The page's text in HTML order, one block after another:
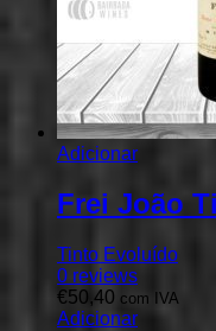
Adicionar
Frei João
Tinto Evoluído
0 reviews
€50,40 com IVA
Adicionar